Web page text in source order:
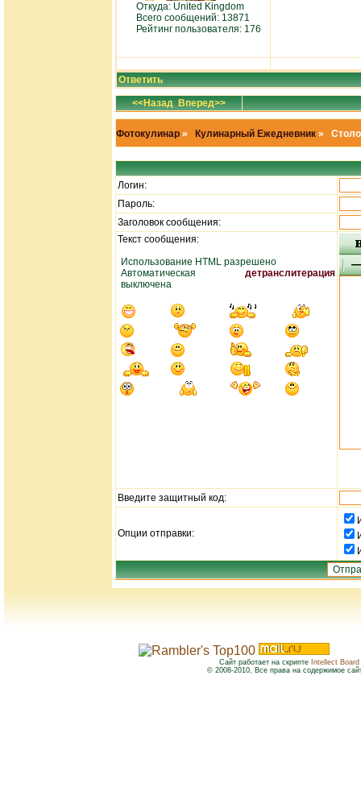
Откуда: United Kingdom
Всего сообщений: 13871
Рейтинг пользователя: 176
Ответить
<<Назад Вперед>>
Фотокулинар » Кулинарный Ежедневник »
Логин:
Пароль:
Заголовок сообщения:
Текст сообщения:
Использование HTML разрешено
Автоматическая детранслитерация
выключена
Введите защитный код:
Опции отправки:
Сайт работает на скрипте Intellect Board
© 2008-2010, Все права на содержимое